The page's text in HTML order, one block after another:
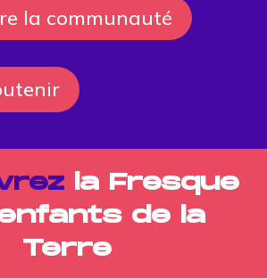
la communauté
la Fresque
de la
Terre